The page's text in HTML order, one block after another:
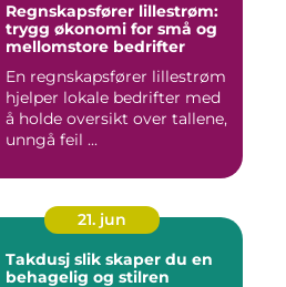
Regnskapsfører lillestrøm:
trygg økonomi for små og
mellomstore bedrifter
En regnskapsfører lillestrøm
hjelper lokale bedrifter med
å holde oversikt over tallene,
unngå feil ...
21. jun
Takdusj slik skaper du en
behagelig og stilren